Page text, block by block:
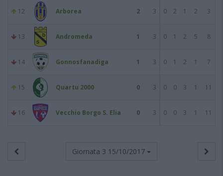
12 Arborea 2 3 0 2 1 2 3
13 Andromeda 1 3 0 1 2 5 8
14 Gonnosfanadiga 1 3 0 1 2 1 7
15 Quartu 2000 0 3 0 0 3 1 11
16 Vecchio Borgo S. Elia 0 3 0 0 3 1 11
Giornata 3 15/10/2017